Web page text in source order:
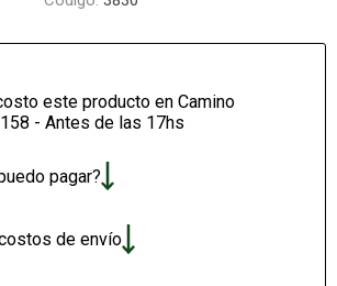
este producto en Camino
- Antes de las 17hs
pagar?
de envío